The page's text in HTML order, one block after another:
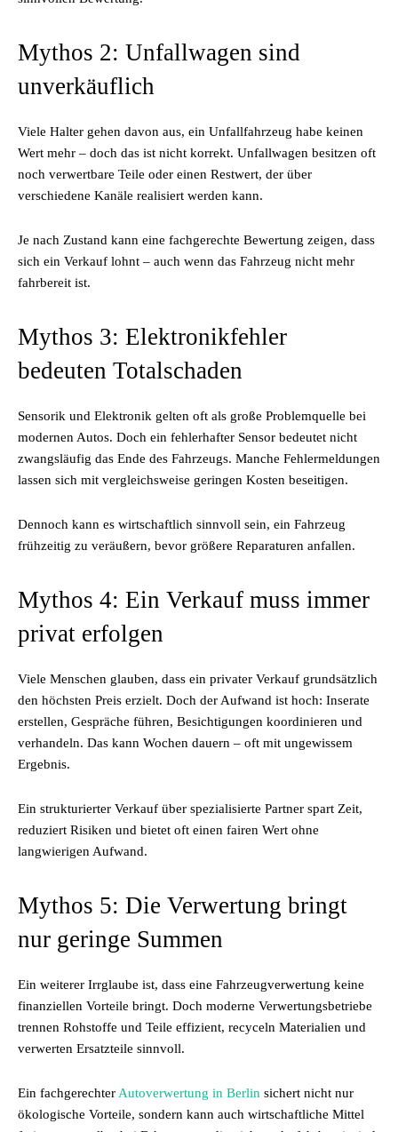
Mythos 2: Unfallwagen sind
unverkäuflich
Viele Halter gehen davon aus, ein Unfallfahrzeug habe keinen
Wert mehr – doch das ist nicht korrekt. Unfallwagen besitzen oft
noch verwertbare Teile oder einen Restwert, der über
verschiedene Kanäle realisiert werden kann.
Je nach Zustand kann eine fachgerechte Bewertung zeigen, dass
sich ein Verkauf lohnt – auch wenn das Fahrzeug nicht mehr
fahrbereit ist.
Mythos 3: Elektronikfehler
bedeuten Totalschaden
Sensorik und Elektronik gelten oft als große Problemquelle bei
modernen Autos. Doch ein fehlerhafter Sensor bedeutet nicht
zwangsläufig das Ende des Fahrzeugs. Manche Fehlermeldungen
lassen sich mit vergleichsweise geringen Kosten beseitigen.
Dennoch kann es wirtschaftlich sinnvoll sein, ein Fahrzeug
frühzeitig zu veräußern, bevor größere Reparaturen anfallen.
Mythos 4: Ein Verkauf muss immer
privat erfolgen
Viele Menschen glauben, dass ein privater Verkauf grundsätzlich
den höchsten Preis erzielt. Doch der Aufwand ist hoch: Inserate
erstellen, Gespräche führen, Besichtigungen koordinieren und
verhandeln. Das kann Wochen dauern – oft mit ungewissem
Ergebnis.
Ein strukturierter Verkauf über spezialisierte Partner spart Zeit,
reduziert Risiken und bietet oft einen fairen Wert ohne
langwierigen Aufwand.
Mythos 5: Die Verwertung bringt
nur geringe Summen
Ein weiterer Irrglaube ist, dass eine Fahrzeugverwertung keine
finanziellen Vorteile bringt. Doch moderne Verwertungsbetriebe
trennen Rohstoffe und Teile effizient, recyceln Materialien und
verwerten Ersatzteile sinnvoll.
Ein fachgerechter Autoverwertung in Berlin sichert nicht nur
ökologische Vorteile, sondern kann auch wirtschaftliche Mittel